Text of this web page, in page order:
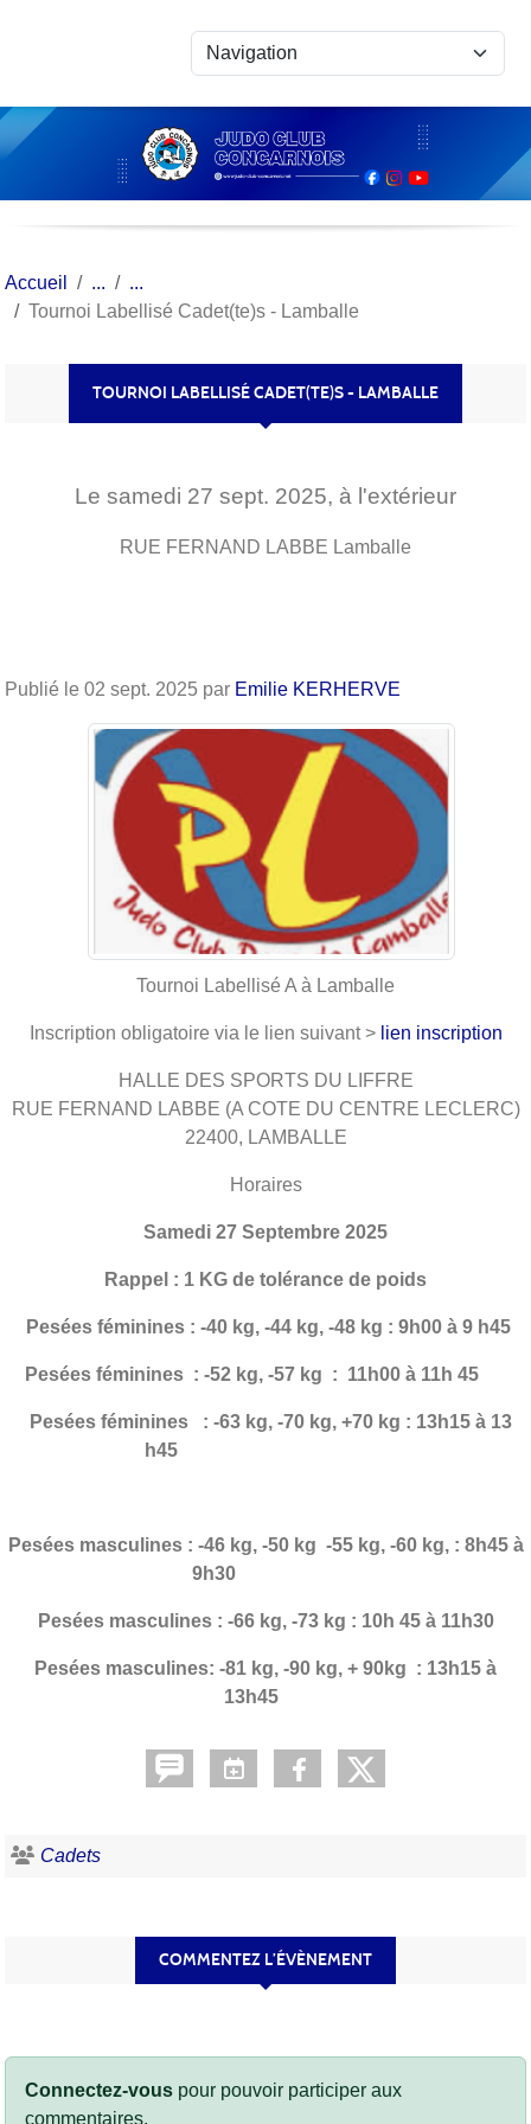
Accueil
Tournoi Labellisé Cadet(te)s - Lamballe
TOURNOI LABELLISÉ CADET(TE)S - LAMBALLE
Le samedi 27 sept. 2025, à l'extérieur
RUE FERNAND LABBE Lamballe
Publié le 02 sept. 2025 par Emilie KERHERVE
Tournoi Labellisé A à Lamballe
Inscription obligatoire via le lien suivant > lien inscription
HALLE DES SPORTS DU LIFFRE
RUE FERNAND LABBE (A COTE DU CENTRE LECLERC)
22400, LAMBALLE
Horaires
Samedi 27 Septembre 2025
Rappel : 1 KG de tolérance de poids
Pesées féminines : -40 kg, -44 kg, -48 kg : 9h00 à 9 h45
Pesées féminines : -52 kg, -57 kg : 11h00 à 11h 45
Pesées féminines: -63 kg, -70 kg, +70 kg : 13h15 à 13
h45
Pesées masculines : -46 kg, -50 kg -55 kg, -60 kg, : 8h45 à
9h30
Pesées masculines : -66 kg, -73 kg : 10h 45 à 11h30
Pesées masculines: -81 kg, -90 kg, + 90kg : 13h15 à
13h45
Cadets
COMMENTEZ L’ÉVÈNEMENT
Connectez-vous pour pouvoir participer aux
commentaires.